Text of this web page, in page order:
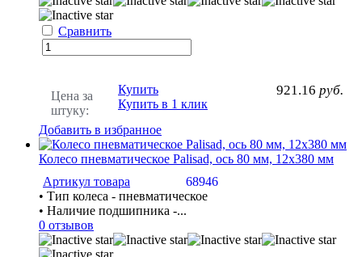
Сравнить
Цена за
штуку:
921.16 руб.
Купить
Купить в 1 клик
Добавить в избранное
Колесо пневматическое Palisad, ось 80 мм, 12х380 мм
Артикул товара
68946
• Тип колеса - пневматическое
• Наличие подшипника -...
0 отзывов